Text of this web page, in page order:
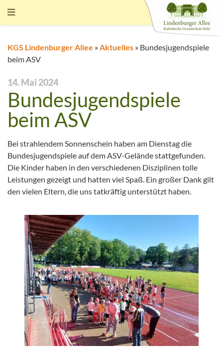
KGS Lindenburger Allee »Aktuelles » Bundesjugendspiele
beim ASV
14. Mai 2024
Bundesjugendspiele
beim ASV
Bei strahlendem Sonnenschein haben am Dienstag die
Bundesjugendspiele auf dem ASV-Gelände stattgefunden.
Die Kinder haben in den verschiedenen Disziplinen tolle
Leistungen gezeigt und hatten viel Spaß. Ein großer Dank gilt
den vielen Eltern, die uns tatkräftig unterstützt haben.